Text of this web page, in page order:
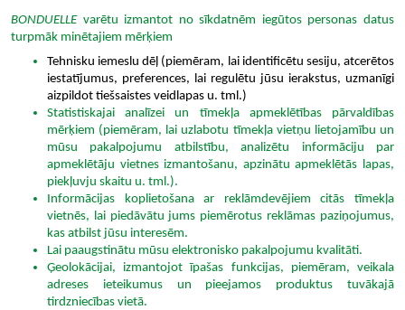
BONDUELLEvarētu izmantot no sīkdatnēm iegūtos personas datus
turpmāk minētajiem mērķiem
Tehnisku iemeslu dēļ (piemēram, lai identificētu sesiju, atcerētos
iestatījumus, preferences, lai regulētu jūsu ierakstus, uzmanīgi
aizpildot tiešsaistes veidlapas u. tml.)
Statistiskajai analīzei un tīmekļa apmeklētības pārvaldības
mērķiem (piemēram, lai uzlabotu tīmekļa vietņu lietojamību un
mūsu pakalpojumu atbilstību, analizētu informāciju par
apmeklētāju vietnes izmantošanu, apzinātu apmeklētās lapas,
piekļuvju skaitu u. tml.).
Informācijas koplietošana ar reklāmdevējiem citās tīmekļa
vietnēs, lai piedāvātu jums piemērotus reklāmas paziņojumus,
kas atbilst jūsu interesēm.
Lai paaugstinātu mūsu elektronisko pakalpojumu kvalitāti.
Ģeolokācijai, izmantojot īpašas funkcijas, piemēram, veikala
adreses ieteikumus un pieejamos produktus tuvākajā
tirdzniecības vietā.